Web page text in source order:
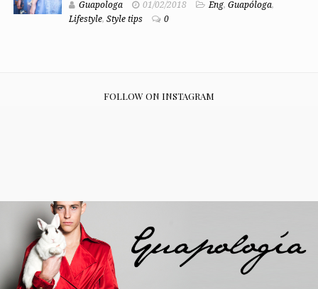
Guapologa 01/02/2018 Eng, Guapóloga,
Lifestyle, Style tips 0
FOLLOW ON INSTAGRAM